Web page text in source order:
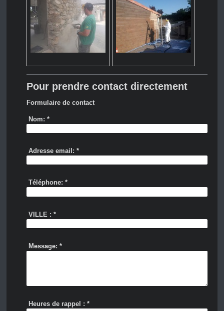
Pour prendre contact directement
Formulaire de contact
Nom: *
Adresse email: *
Téléphone: *
VILLE : *
Message: *
Heures de rappel : *